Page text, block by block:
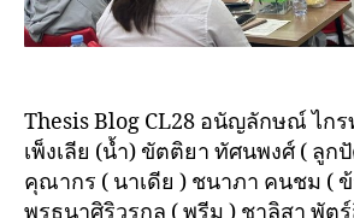
Thesis Blog CL28 อนัญลักษณ์ ไกร
เพ็งเลีย (น้ำ) ขัตติยา ทัศนพงศ์ ( ลูก
คุณากร ( นาเดีย ) ชนาภา คนชม (